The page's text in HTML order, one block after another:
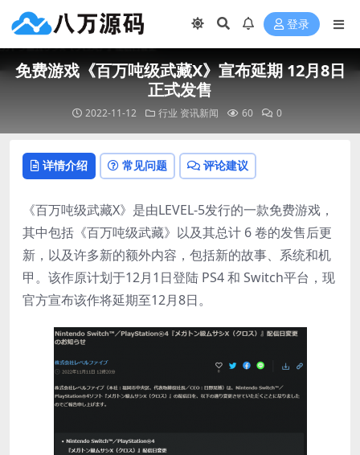
登录
免费游戏《百万吨级武藏X》宣布延期 12月8日
正式发售
2022-11-12 行业 资讯新闻 60 0
详情介绍 常见问题 评论建议
《百万吨级武藏X》是由LEVEL-5发行的一款免费游戏，
其中包括《百万吨级武藏》以及其总计 6 卷的发售后更
新，以及许多新的额外内容，包括新的故事、系统和机
甲。该作原计划于12月1日登陆 PS4 和 Switch平台，现
官方宣布该作将延期至12月8日。